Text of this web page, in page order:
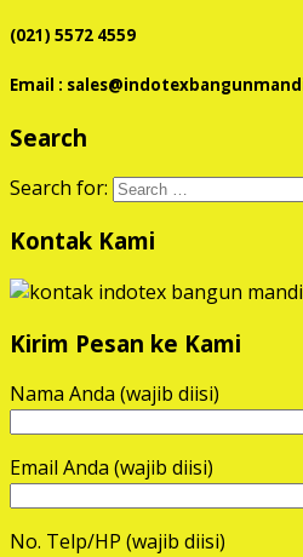
(021) 5572 4559
Email :
Search
Search for:
Kontak Kami
Kirim Pesan ke Kami
Nama Anda (wajib diisi)
Email Anda (wajib diisi)
No. Telp/HP (wajib diisi)